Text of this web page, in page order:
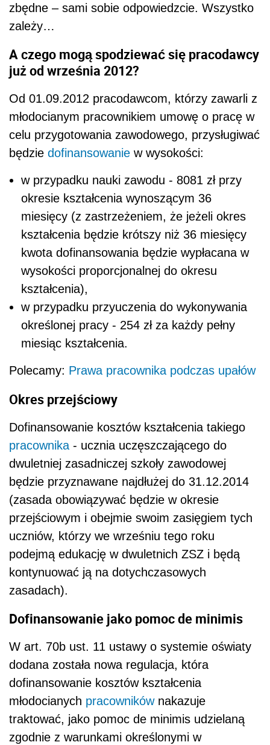
zbędne – sami sobie odpowiedzcie. Wszystko
zależy…
A czego mogą spodziewać się pracodawcy
już od września 2012?
Od 01.09.2012 pracodawcom, którzy zawarli z
młodocianym pracownikiem umowę o pracę w
celu przygotowania zawodowego, przysługiwać
będzie dofinansowanie w wysokości:
w przypadku nauki zawodu - 8081 zł przy
okresie kształcenia wynoszącym 36
miesięcy (z zastrzeżeniem, że jeżeli okres
kształcenia będzie krótszy niż 36 miesięcy
kwota dofinansowania będzie wypłacana w
wysokości proporcjonalnej do okresu
kształcenia),
w przypadku przyuczenia do wykonywania
określonej pracy - 254 zł za każdy pełny
miesiąc kształcenia.
Polecamy: Prawa pracownika podczas upałów
Okres przejściowy
Dofinansowanie kosztów kształcenia takiego
pracownika - ucznia uczęszczającego do
dwuletniej zasadniczej szkoły zawodowej
będzie przyznawane najdłużej do 31.12.2014
(zasada obowiązywać będzie w okresie
przejściowym i obejmie swoim zasięgiem tych
uczniów, którzy we wrześniu tego roku
podejmą edukację w dwuletnich ZSZ i będą
kontynuować ją na dotychczasowych
zasadach).
Dofinansowanie jako pomoc de minimis
W art. 70b ust. 11 ustawy o systemie oświaty
dodana została nowa regulacja, która
dofinansowanie kosztów kształcenia
młodocianych pracownikównakazuje
traktować, jako pomoc de minimis udzielaną
zgodnie z warunkami określonymi w